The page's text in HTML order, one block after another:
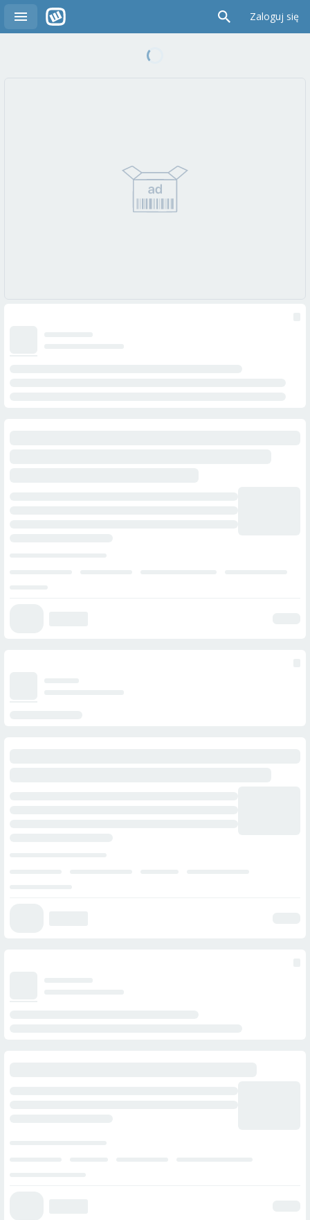
Zaloguj się